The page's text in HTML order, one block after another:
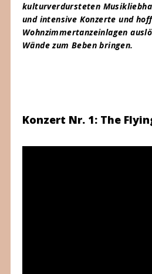
kulturverdursteten
und intensive Konzerte und
Wohnzimmertanzeinlagen
Wände zum Beben bringen.
Konzert Nr. 1: The